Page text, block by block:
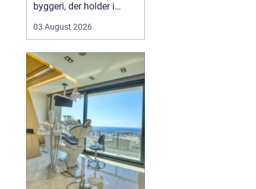
byggeri, der holder i
giver dig problemer igen
efter en tømrer i
Hvidovre, handler det
derfor ikke kun om pris.
Det handler om kvalitet,
tryghed og gode løsni...
03 August 2026